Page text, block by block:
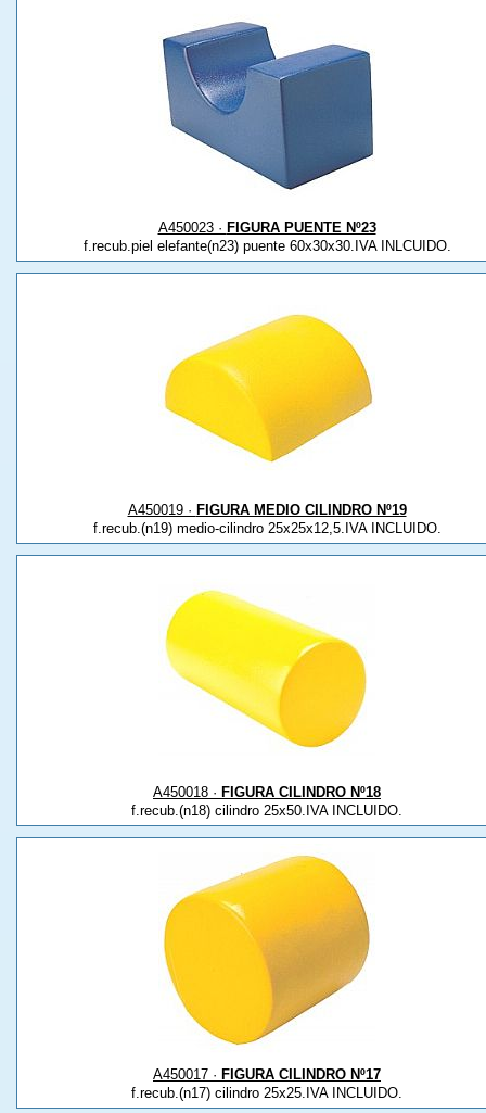
A450023 · FIGURA PUENTE Nº23
f.recub.piel elefante(n23) puente 60x30x30.IVA INLCUIDO.
A450019 · FIGURA MEDIO CILINDRO Nº19
f.recub.(n19) medio-cilindro 25x25x12,5.IVA INCLUIDO.
A450018 · FIGURA CILINDRO Nº18
f.recub.(n18) cilindro 25x50.IVA INCLUIDO.
A450017 · FIGURA CILINDRO Nº17
f.recub.(n17) cilindro 25x25.IVA INCLUIDO.